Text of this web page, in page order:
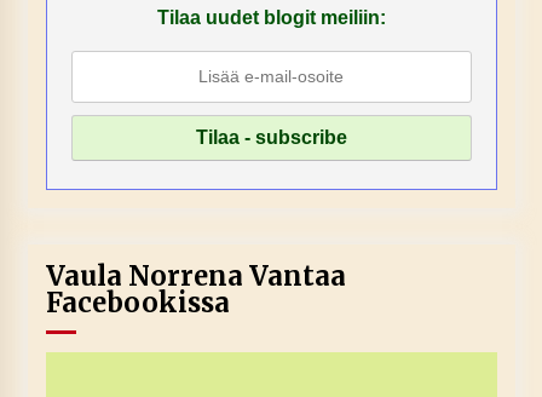
Tilaa uudet blogit meiliin:
Vaula Norrena Vantaa
Facebookissa